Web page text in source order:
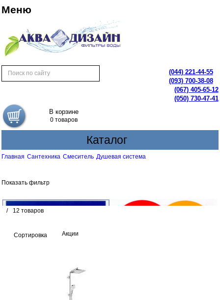
Меню
(044) 221-44-55
(093) 700-38-08
(067) 405-65-12
(050) 730-47-41
В корзине
0 товаров
Каталог
Главная Сантехника Смеситель Душевая система
Показать фильтр
/ 12 товаров
Сортировка Акции